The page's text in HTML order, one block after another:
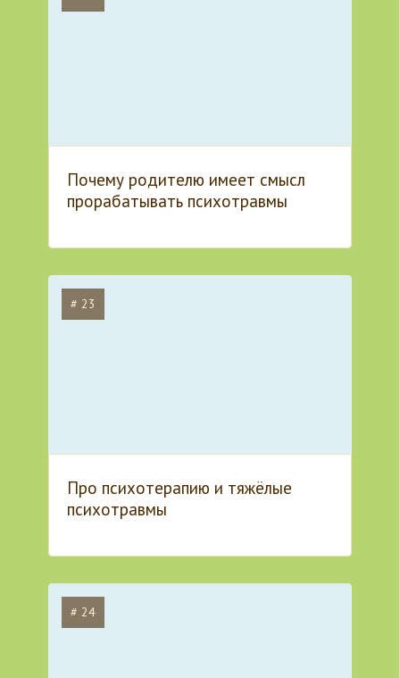
Почему родителю имеет смысл
прорабатывать психотравмы
# 23
Про психотерапию и тяжёлые
психотравмы
# 24